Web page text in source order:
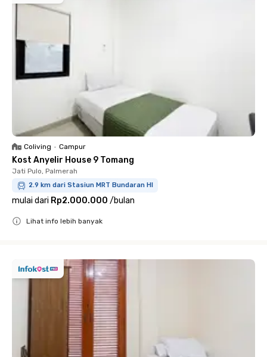
Coliving • Campur
Kost Anyelir House 9 Tomang
Jati Pulo, Palmerah
2.9 km dari Stasiun MRT Bundaran HI
mulai dari Rp2.000.000 /bulan
Lihat info lebih banyak